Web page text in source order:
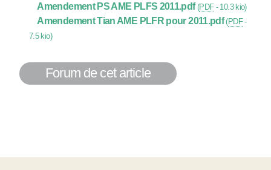
Amendement PS AME PLFS 2011.pdf (PDF- 10.3 kio)
Amendement Tian AME PLFR pour 2011.pdf (PDF-
7.5 kio)
Forum de cet article